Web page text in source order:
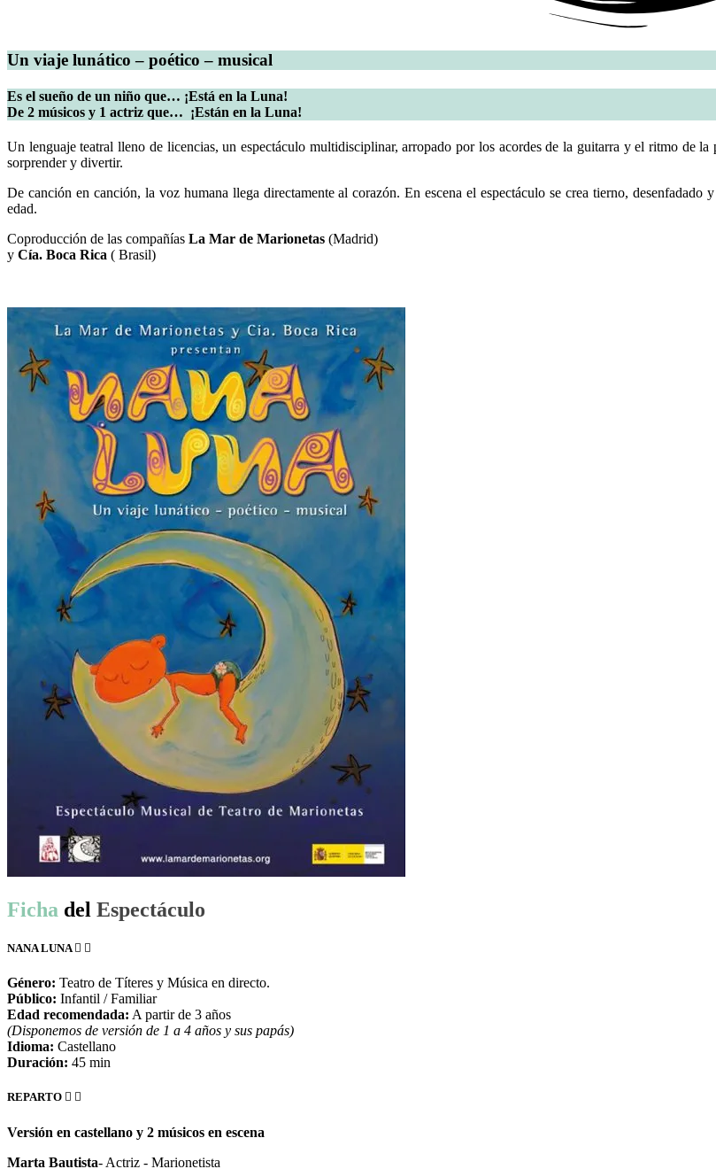
Un viaje lunático – poético – musical
Es el sueño de un niño que… ¡Está en la Luna!
De 2 músicos y 1 actriz que… ¡Están en la Luna!
Un lenguaje teatral lleno de licencias, un espectáculo multidisciplinar, arropado por los acordes de la guitarra y el ritmo de la
sorprender y divertir.
De canción en canción, la voz humana llega directamente al corazón. En escena el espectáculo se crea tierno,
edad.
Coproducción de las compañías La Mar de Marionetas (Madrid)
y Cía. Boca Rica ( Brasil)
Ficha del Espectáculo
NANA LUNA
Género: Teatro de Títeres y Música en directo.
Público: Infantil / Familiar
Edad recomendada: A partir de 3 años
(Disponemos de versión de 1 a 4 años y sus papás)
Idioma: Castellano
Duración: 45 min
REPARTO
Versión en castellano y 2 músicos en escena
Marta Bautista- Actriz - Marionetista